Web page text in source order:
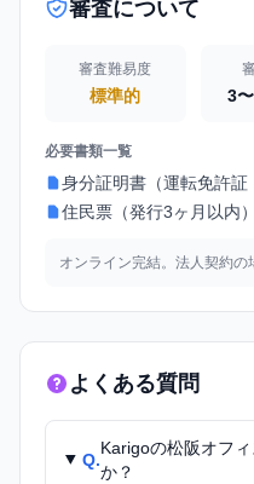
審査について
審査難易度
標準的 3
必要書類一覧
身分証明書（運転免許証
住民票（発行3ヶ月以内）
オンライン完結。法人契約
よくある質問
Q.
Karigoの松阪オフ
か？